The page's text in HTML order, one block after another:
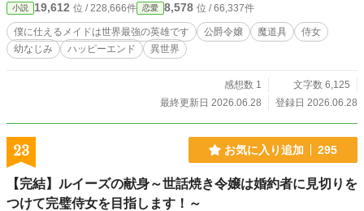
小説 19,612 位 / 228,666件 恋愛 8,578 位 / 66,337件
僕に仕えるメイドは世界最強の英雄です 公爵令嬢 魔道具
侍女
幼なじみ
ハッピーエンド 異世界
感想数 1
文字数 6,125
最終更新日 2026.06.28
登録日 2026.06.28
23 お気に入り追加 295
【完結】ルイーズの献身～世話焼き令嬢は婚約者に見切りを
つけて完璧侍女を目指します！～